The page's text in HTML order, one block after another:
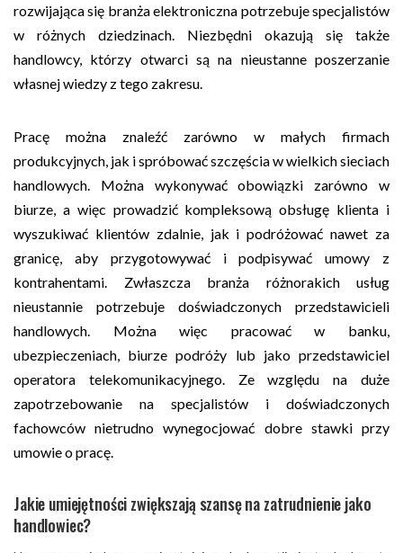
rozwijająca się branża elektroniczna potrzebuje specjalistów
w różnych dziedzinach. Niezbędni okazują się także
handlowcy, którzy otwarci są na nieustanne poszerzanie
własnej wiedzy z tego zakresu.
Pracę można znaleźć zarówno w małych firmach
produkcyjnych, jak i spróbować szczęścia w wielkich sieciach
handlowych. Można wykonywać obowiązki zarówno w
biurze, a więc prowadzić kompleksową obsługę klienta i
wyszukiwać klientów zdalnie, jak i podróżować nawet za
granicę, aby przygotowywać i podpisywać umowy z
kontrahentami. Zwłaszcza branża różnorakich usług
nieustannie potrzebuje doświadczonych przedstawicieli
handlowych. Można więc pracować w banku,
ubezpieczeniach, biurze podróży lub jako przedstawiciel
operatora telekomunikacyjnego. Ze względu na duże
zapotrzebowanie na specjalistów i doświadczonych
fachowców nietrudno wynegocjować dobre stawki przy
umowie o pracę.
Jakie umiejętności zwiększają szansę na zatrudnienie jako
handlowiec?